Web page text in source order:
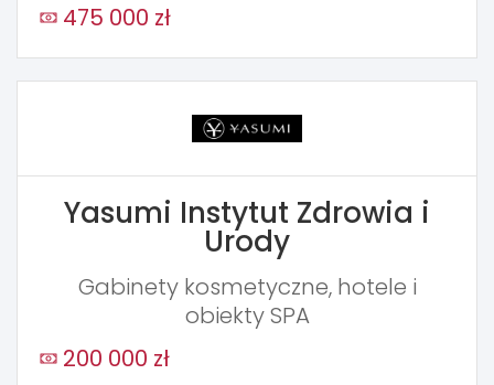
475 000 zł
Yasumi Instytut Zdrowia i
Urody
Gabinety kosmetyczne, hotele i
obiekty SPA
200 000 zł